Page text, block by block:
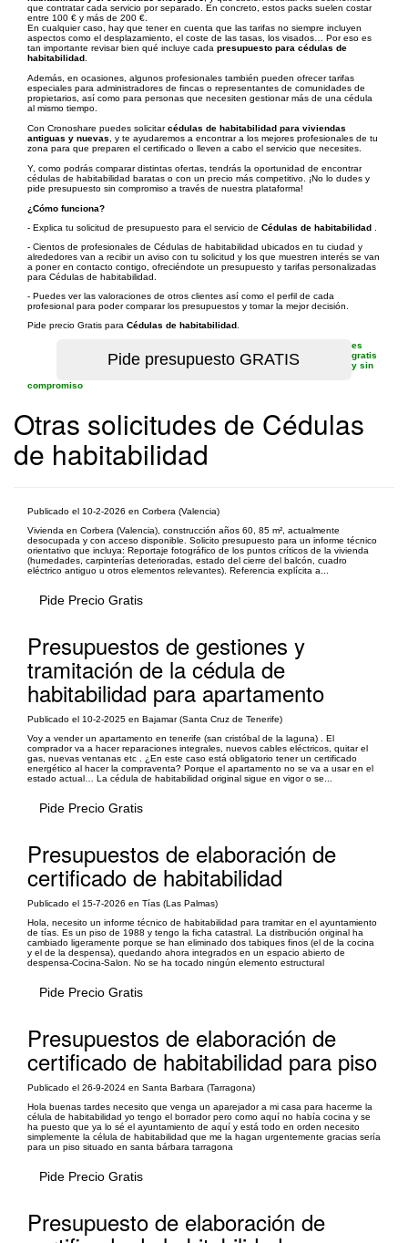
que contratar cada servicio por separado. En concreto, estos packs suelen costar
entre 100 € y más de 200 €.
En cualquier caso, hay que tener en cuenta que las tarifas no siempre incluyen
aspectos como el desplazamiento, el coste de las tasas, los visados… Por eso es
tan importante revisar bien qué incluye cada presupuesto para cédulas de
habitabilidad
Además, en ocasiones, algunos profesionales también pueden ofrecer tarifas
especiales para administradores de fincas o representantes de comunidades de
propietarios, así como para personas que necesiten gestionar más de una cédula
al mismo tiempo.
Con Cronoshare puedes solicitarcédulas de habitabilidad para viviendas
antiguas y nuevas , y te ayudaremos a encontrar a los mejores profesionales de tu
zona para que preparen el certificado o lleven a cabo el servicio que necesites.
Y, como podrás comparar distintas ofertas, tendrás la oportunidad de encontrar
cédulas de habitabilidad baratas o con un precio más competitivo. ¡No lo dudes y
pide presupuesto sin compromiso a través de nuestra plataforma!
¿Cómo funciona?
- Explica tu solicitud de presupuesto para el servicio de Cédulas de habitabilidad
- Cientos de profesionales de Cédulas de habitabilidad ubicados en tu ciudad y
alrededores van a recibir un aviso con tu solicitud y los que muestren interés se van
a poner en contacto contigo, ofreciéndote un presupuesto y tarifas personalizadas
para Cédulas de habitabilidad.
- Puedes ver las valoraciones de otros clientes así como el perfil de cada
profesional para poder comparar los presupuestos y tomar la mejor decisión.
Pide precio Gratis para Cédulas de habitabilidad
es
gratis
y sin
compromiso
Otras solicitudes de Cédulas
de habitabilidad
Publicado el 10-2-2026 en Corbera (Valencia)
Vivienda en Corbera (Valencia), construcción años 60, 85 m², actualmente
desocupada y con acceso disponible. Solicito presupuesto para un informe técnico
orientativo que incluya: Reportaje fotográfico de los puntos críticos de la vivienda
(humedades, carpinterías deterioradas, estado del cierre del balcón, cuadro
eléctrico antiguo u otros elementos relevantes). Referencia explícita a...
Pide Precio Gratis
Presupuestos de gestiones y
tramitación de la cédula de
habitabilidad para apartamento
Publicado el 10-2-2025 en Bajamar (Santa Cruz de Tenerife)
Voy a vender un apartamento en tenerife (san cristóbal de la laguna) . El
comprador va a hacer reparaciones integrales, nuevos cables eléctricos, quitar el
gas, nuevas ventanas etc . ¿En este caso está obligatorio tener un certificado
energético al hacer la compraventa? Porque el apartamento no se va a usar en el
estado actual… La cédula de habitabilidad original sigue en vigor o se...
Pide Precio Gratis
Presupuestos de elaboración de
certificado de habitabilidad
Publicado el 15-7-2026 en Tías (Las Palmas)
Hola, necesito un informe técnico de habitabilidad para tramitar en el ayuntamiento
de tías. Es un piso de 1988 y tengo la ficha catastral. La distribución original ha
cambiado ligeramente porque se han eliminado dos tabiques finos (el de la cocina
y el de la despensa), quedando ahora integrados en un espacio abierto de
despensa-Cocina-Salon. No se ha tocado ningún elemento estructural
Pide Precio Gratis
Presupuestos de elaboración de
certificado de habitabilidad para piso
Publicado el 26-9-2024 en Santa Barbara (Tarragona)
Hola buenas tardes necesito que venga un aparejador a mi casa para hacerme la
célula de habitabilidad yo tengo el borrador pero como aquí no había cocina y se
ha puesto que ya lo sé el ayuntamiento de aquí y está todo en orden necesito
simplemente la célula de habitabilidad que me la hagan urgentemente gracias sería
para un piso situado en santa bárbara tarragona
Pide Precio Gratis
Presupuesto de elaboración de